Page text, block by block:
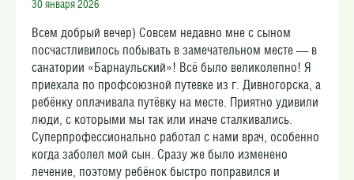
30 января 2026
Всем добрый вечер) Совсем недавно мне с сыном
посчастливилось побывать в замечательном месте — в
санатории «Барнаульский»! Всё было великолепно! Я
приехала по профсоюзной путевке из г. Дивногорска, а
ребёнку оплачивала путёвку на месте. Приятно удивили
люди, с которыми мы так или иначе сталкивались.
Суперпрофессионально работал с нами врач, особенно
когда заболел мой сын. Сразу же было изменено
лечение, поэтому ребёнок быстро поправился и